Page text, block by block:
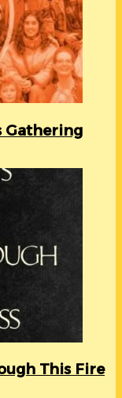
Gathering
This Fire